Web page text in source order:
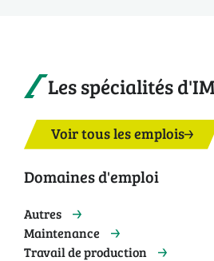
Les spécialités
Voir tous les emplois
Domaines d'emploi
Autres
Maintenance
Travail de production